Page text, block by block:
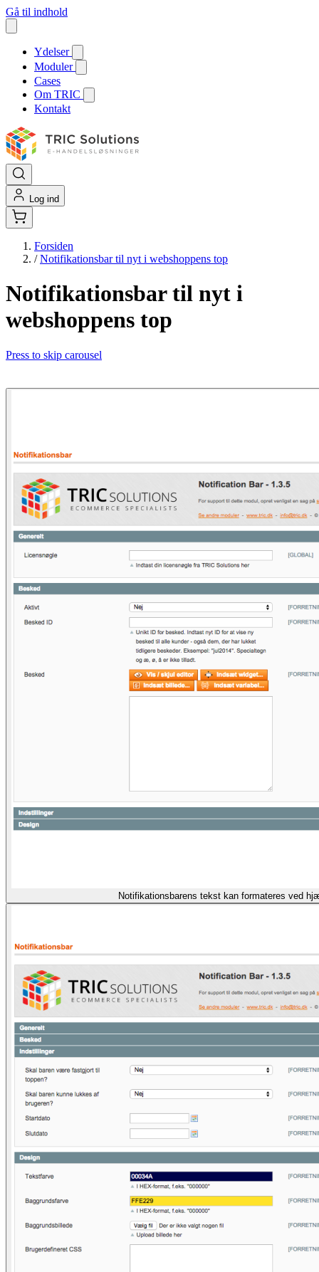
Gå til indhold
Ydelser
Moduler
Cases
Om TRIC
Kontakt
Log ind
Forsiden
/ Notifikationsbar til nyt i webshoppens top
Notifikationsbar til nyt i
webshoppens top
Press to skip carousel
Notifikationsbarens tekst kan formateres ved